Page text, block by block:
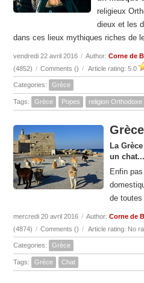
religieux
dieux et les
dans ces lieux mythiques riches de
vendredi 22 avril 2016 / Author:Corne de
(4852) / Comments () / Article rating: 5.0
Categories: Grèce
Tags: Grèce Popes religion Orthodoxe
La
un chat...
Enfin
de
mercredi 20 avril 2016 / Author:Corne de
(4874) / Comments () / Article rating: No
Categories: Grèce
Tags: Grèce Chat